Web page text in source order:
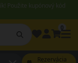
Použite kupónový kód
Rezervácia